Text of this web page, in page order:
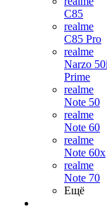
C85
realme
C85 Pro
realme
Narzo 50i
Prime
realme
Note 50
realme
Note 60
realme
Note 60x
realme
Note 70
Ещё